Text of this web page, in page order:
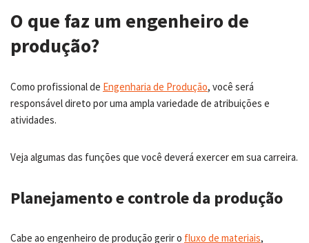
O que faz um engenheiro de
produção?
Como profissional de Engenharia de Produção, você será
responsável direto por uma ampla variedade de atribuições e
atividades.
Veja algumas das funções que você deverá exercer em sua carreira.
Planejamento e controle da produção
Cabe ao engenheiro de produção gerir o fluxo de materiais,